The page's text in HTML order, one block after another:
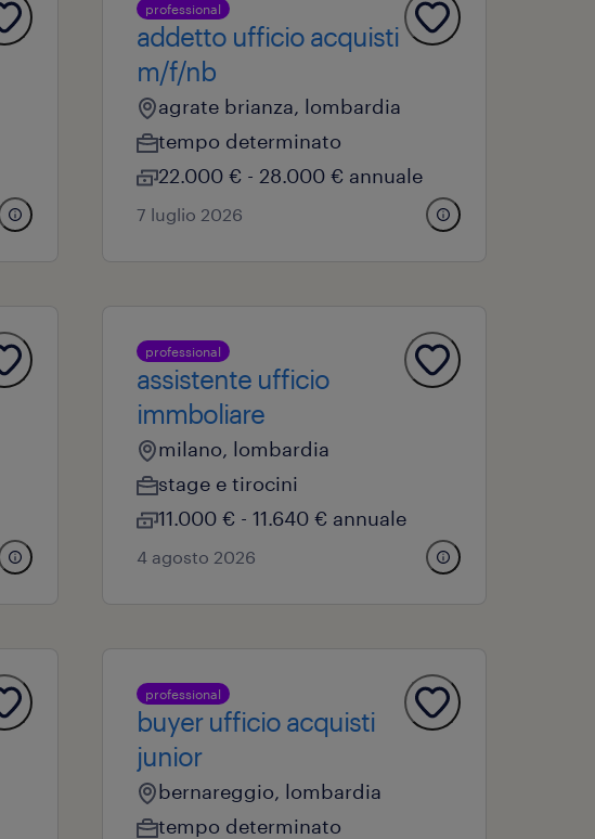
professional
addetto ufficio acquisti
m/f/nb
agrate brianza, lombardia
tempo determinato
22.000 € - 28.000 € annuale
7 luglio 2026
professional
assistente ufficio
immboliare
milano, lombardia
stage e tirocini
11.000 € - 11.640 € annuale
4 agosto 2026
professional
buyer ufficio acquisti
junior
bernareggio, lombardia
tempo determinato